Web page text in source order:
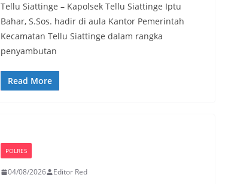
Tellu Siattinge – Kapolsek Tellu Siattinge Iptu
Bahar, S.Sos. hadir di aula Kantor Pemerintah
Kecamatan Tellu Siattinge dalam rangka
penyambutan
Read More
POLRES
04/08/2026 Editor Red